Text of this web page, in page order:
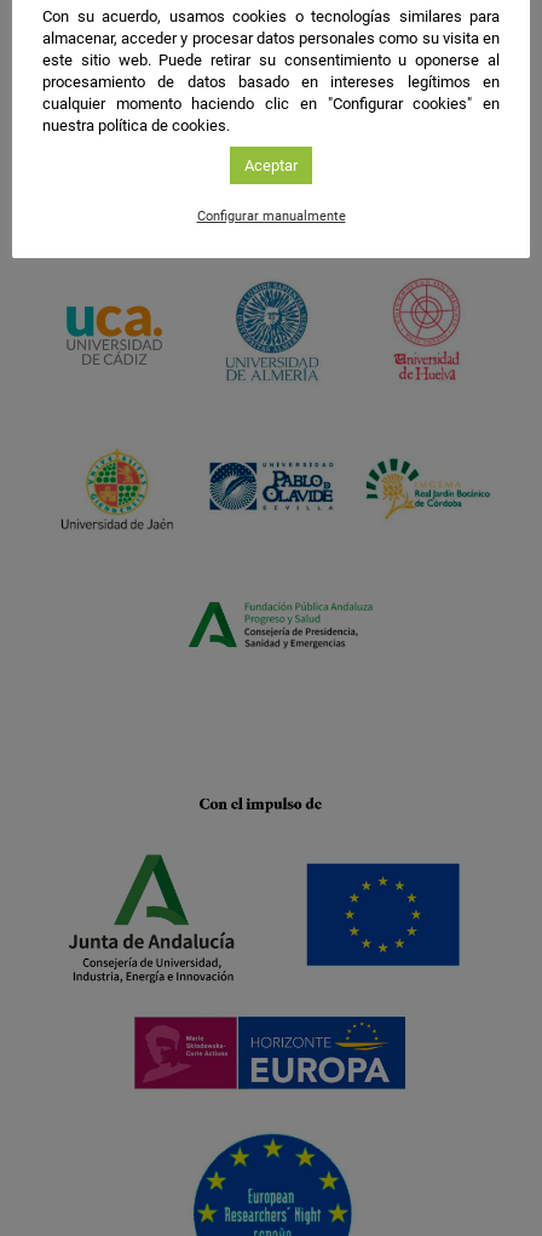
Con su acuerdo, usamos cookies o tecnologías similares para
almacenar, acceder y procesar datos personales como su visita en
este sitio web. Puede retirar su consentimiento u oponerse al
procesamiento de datos basado en intereses legítimos en
cualquier momento haciendo clic en "Configurar cookies" en
nuestra política de cookies.
Aceptar
Configurar manualmente